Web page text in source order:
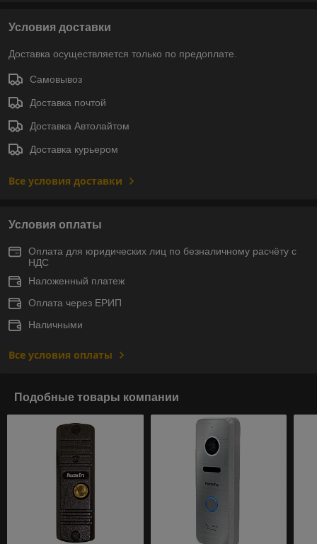
Условия доставки
Доставка осуществляется только по предоплате.
Самовывоз
Доставка почтой
Доставка Автолайтом
Доставка курьером
Все условия доставки
Условия оплаты
Оплата для юридических лиц по безналичному расчёту с
НДС
Наложенный платеж
Оплата через ЕРИП
Наличными
Все условия оплаты
Подобные товары компании